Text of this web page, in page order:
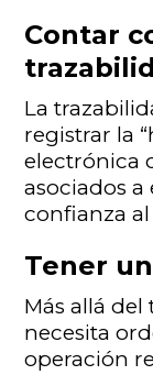
Contar
La
registrar la
electrónica
asociados
confianza
Tener
Más allá
necesita
operación